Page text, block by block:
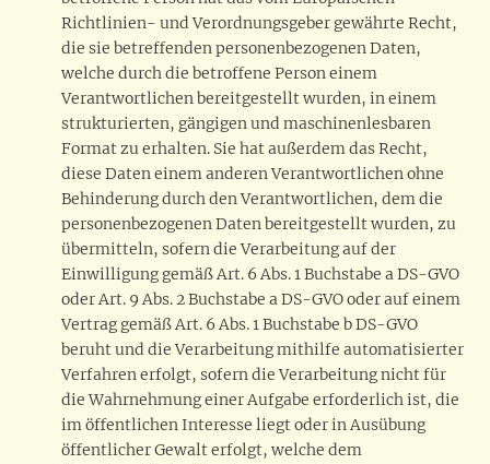
Richtlinien- und Verordnungsgeber gewährte Recht,
die sie betreffenden personenbezogenen Daten,
welche durch die betroffene Person einem
Verantwortlichen bereitgestellt wurden, in einem
strukturierten, gängigen und maschinenlesbaren
Format zu erhalten. Sie hat außerdem das Recht,
diese Daten einem anderen Verantwortlichen ohne
Behinderung durch den Verantwortlichen, dem die
personenbezogenen Daten bereitgestellt wurden, zu
übermitteln, sofern die Verarbeitung auf der
Einwilligung gemäß Art. 6 Abs. 1 Buchstabe a DS-GVO
oder Art. 9 Abs. 2 Buchstabe a DS-GVO oder auf einem
Vertrag gemäß Art. 6 Abs. 1 Buchstabe b DS-GVO
beruht und die Verarbeitung mithilfe automatisierter
Verfahren erfolgt, sofern die Verarbeitung nicht für
die Wahrnehmung einer Aufgabe erforderlich ist, die
im öffentlichen Interesse liegt oder in Ausübung
öffentlicher Gewalt erfolgt, welche dem